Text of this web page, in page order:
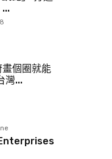
畫個圈就能
灣...